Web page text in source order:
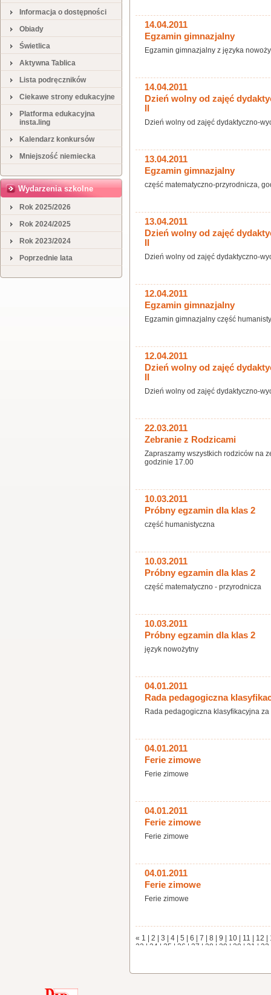
Informacja o dostępności
Obiady
Świetlica
Aktywna Tablica
Lista podręczników
Ciekawe strony edukacyjne
Platforma edukacyjna
insta.ling
Kalendarz konkursów
Mniejszość niemiecka
Wydarzenia szkolne
Rok 2025/2026
Rok 2024/2025
Rok 2023/2024
Poprzednie lata
14.04.2011
Egzamin gimnazjalny
Egzamin gimnazjalny z języka
14.04.2011
Dzień wolny od zajęć
Dzień wolny od zajęć dydaktyczno-
13.04.2011
Egzamin gimnazjalny
część matematyczno-przyrodnicza,
13.04.2011
Dzień wolny od zajęć
Dzień wolny od zajęć dydaktyczno-
12.04.2011
Egzamin gimnazjalny
Egzamin gimnazjalny część
12.04.2011
Dzień wolny od zajęć
Dzień wolny od zajęć dydaktyczno-
22.03.2011
Zebranie z Rodzicami
Zapraszamy wszystkich rodziców na
godzinie 17.00
10.03.2011
Próbny egzamin dla klas 2
część humanistyczna
10.03.2011
Próbny egzamin dla klas 2
część matematyczno - przyrodnicza
10.03.2011
Próbny egzamin dla klas 2
język nowożytny
04.01.2011
Rada pedagogiczna
Rada pedagogiczna klasyfikacyjna za
04.01.2011
Ferie zimowe
Ferie zimowe
04.01.2011
Ferie zimowe
Ferie zimowe
04.01.2011
Ferie zimowe
Ferie zimowe
« 1 2 3 4 5 6 7 8 9 10 11 12
23 | 24 | 25 | 26 | 27 | 28 | 29 | 30 | 31 | 32